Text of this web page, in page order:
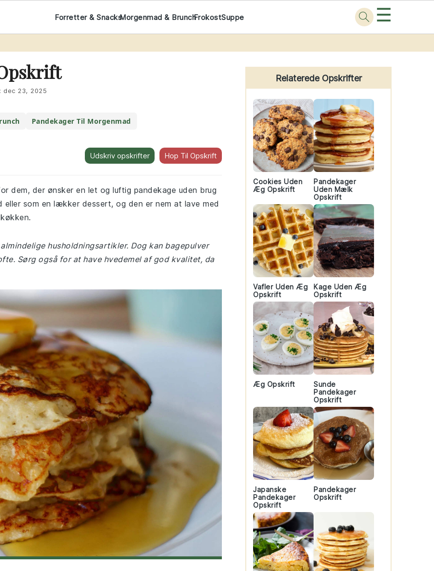
Forretter & SnacksMorgenmad & BrunchFrokostSuppe ☰
dec 23, 2025
Pandekager Til Morgenmad
Udskriv opskrifter Hop Til Opskrift
dem, der ønsker en let og luftig pandekage uden brug
som en lækker dessert, og den er nem at lave med
husholdningsartikler. Dog kan bagepulver
Sørg også for at have hvedemel af god kvalitet, da
Primary
Sidebar
Relaterede Opskrifter
Cookies Uden
Æg Opskrift
Pandekager
Uden Mælk
Opskrift
Vafler Uden Æg
Opskrift
Kage Uden Æg
Opskrift
Æg Opskrift
Sunde
Pandekager
Opskrift
Japanske
Pandekager
Opskrift
Pandekager
Opskrift